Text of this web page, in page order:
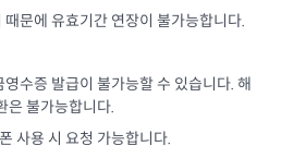
문에 유효기간 연장이 불가능합니다.
수증 발급이 불가능할 수 있습니다. 해
은 불가능합니다.
사용 시 요청 가능합니다.